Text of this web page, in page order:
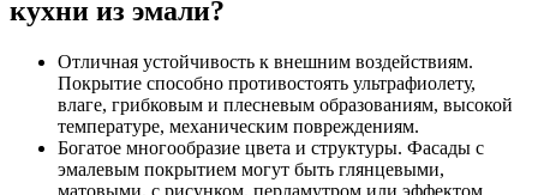
кухни из эмали?
Отличная устойчивость к внешним воздействиям.
Покрытие способно противостоять ультрафиолету,
влаге, грибковым и плесневым образованиям, высокой
температуре, механическим повреждениям.
Богатое многообразие цвета и структуры. Фасады с
эмалевым покрытием могут быть глянцевыми,
матовыми, с рисунком, перламутром или эффектом